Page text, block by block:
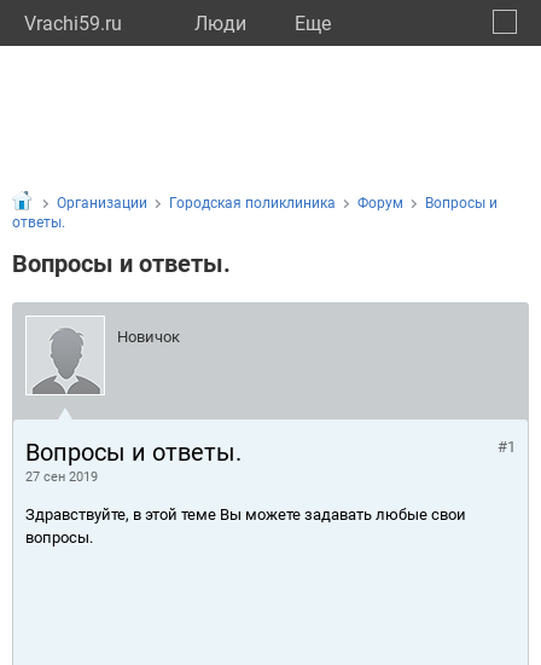
Vrachi59.ru Люди Eще
Организации Городская поликлиника Форум
Вопросы и
ответы.
Вопросы и ответы.
Новичок
Вопросы и ответы.
27 сен 2019
#1
Здравствуйте, в этой теме Вы можете задавать любые свои
вопросы.